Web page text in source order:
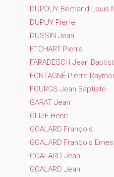
DUPOUY Bertrand Louis
DUPUY Pierre
DUSSIN Jean
ETCHART Pierre
FARADESCH Jean
FONTAGNÉ Pierre
FOURGS Jean Baptiste
GARAT Jean
GLIZE Henri
GOALARD François
GOALARD François
GOALARD Jean
GOALARD Jean